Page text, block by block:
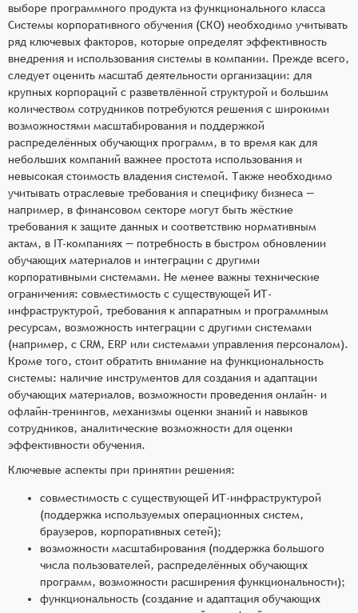
выборе программного продукта из функционального класса
Системы корпоративного обучения (СКО) необходимо учитывать
ряд ключевых факторов, которые определят эффективность
внедрения и использования системы в компании. Прежде всего,
следует оценить масштаб деятельности организации: для
крупных корпораций с разветвлённой структурой и большим
количеством сотрудников потребуются решения с широкими
возможностями масштабирования и поддержкой
распределённых обучающих программ, в то время как для
небольших компаний важнее простота использования и
невысокая стоимость владения системой. Также необходимо
учитывать отраслевые требования и специфику бизнеса —
например, в финансовом секторе могут быть жёсткие
требования к защите данных и соответствию нормативным
актам, в IT-компаниях — потребность в быстром обновлении
обучающих материалов и интеграции с другими
корпоративными системами. Не менее важны технические
ограничения: совместимость с существующей ИТ-
инфраструктурой, требования к аппаратным и программным
ресурсам, возможность интеграции с другими системами
(например, с CRM, ERP или системами управления персоналом).
Кроме того, стоит обратить внимание на функциональность
системы: наличие инструментов для создания и адаптации
обучающих материалов, возможности проведения онлайн- и
офлайн-тренингов, механизмы оценки знаний и навыков
сотрудников, аналитические возможности для оценки
эффективности обучения.
Ключевые аспекты при принятии решения:
совместимость с существующей ИТ-инфраструктурой
(поддержка используемых операционных систем,
браузеров, корпоративных сетей);
возможности масштабирования (поддержка большого
числа пользователей, распределённых обучающих
программ, возможности расширения функциональности);
функциональность (создание и адаптация обучающих